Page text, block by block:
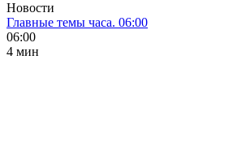
Новости
Главные темы часа. 06:00
06:00
4 мин